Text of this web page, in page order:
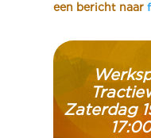
een bericht naar
Zaterdag